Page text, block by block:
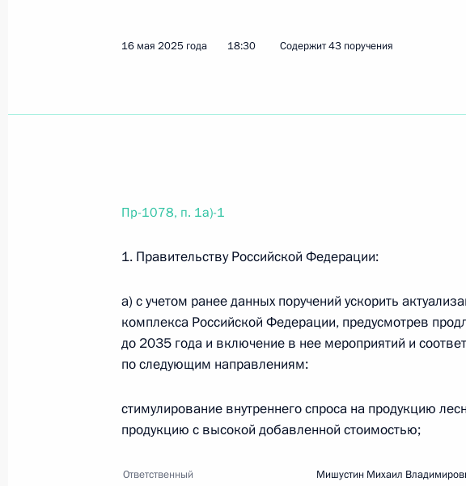
16 июля 2025 года, 17:00
Перечень поручений по итогам заседания
и успех»
10 июля 2025 года, 18:20 6 поручений
культуры и спорта
16 мая 2025 года 18:30 Содержит 43 поручения
Пр-1078, п. 1а)-1
1. Правительству Российской Федерации:
а) с учетом ранее данных поручений ускорить
комплекса Российской Федерации, предусмотрев
до 2035 года и включение в нее мероприятий и
по следующим направлениям:
стимулирование внутреннего спроса на продукцию
продукцию с высокой добавленной стоимостью;
Ответственный
Мишустин Михаил